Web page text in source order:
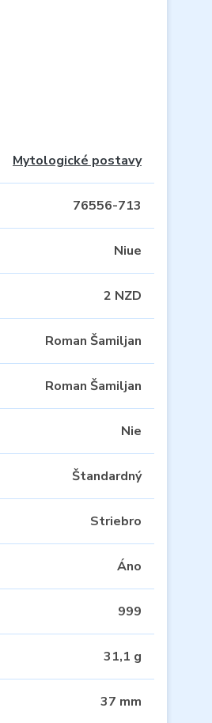
Mytologické postavy
76556-713
Niue
2 NZD
Roman Šamiljan
Roman Šamiljan
Nie
Štandardný
Striebro
Áno
999
31,1 g
37 mm